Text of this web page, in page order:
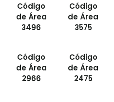
Código
de Área
3496
Código
de Área
3575
Código
de Área
2966
Código
de Área
2475